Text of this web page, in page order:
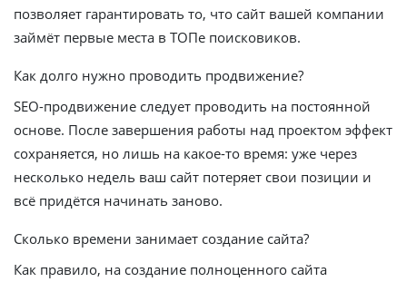
позволяет гарантировать то, что сайт вашей компании
займёт первые места в ТОПе поисковиков.
Как долго нужно проводить продвижение?
SEO-продвижение следует проводить на постоянной
основе. После завершения работы над проектом эффект
сохраняется, но лишь на какое-то время: уже через
несколько недель ваш сайт потеряет свои позиции и
всё придётся начинать заново.
Сколько времени занимает создание сайта?
Как правило, на создание полноценного сайта